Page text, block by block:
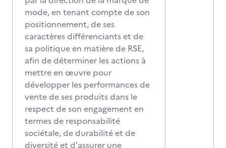
mode, en tenant compte de son
positionnement, de ses
caractères différenciants et de
sa politique en matière de RSE,
afin de déterminer les actions à
mettre en œuvre pour
développer les performances de
vente de ses produits dans le
respect de son engagement en
termes de responsabilité
sociétale, de durabilité et de
diversité et d'assurer une